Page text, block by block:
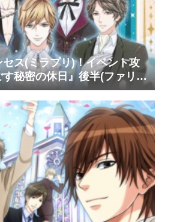
ス(ミラプリ)！イベント攻
秘密の休日』後半(ファリ
ト)